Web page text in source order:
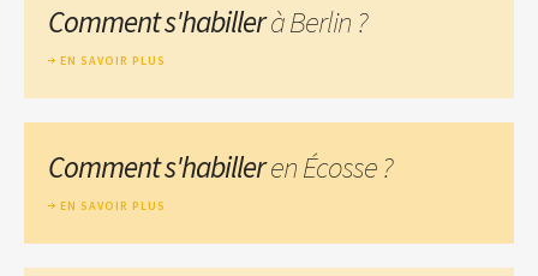
Comment s'habillerà Berlin ?
EN SAVOIR PLUS
Comment s'habilleren Écosse ?
EN SAVOIR PLUS